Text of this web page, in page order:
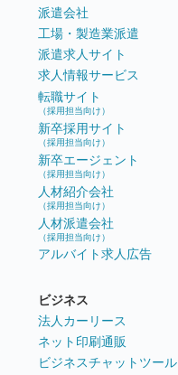
派遣会社
工場・製造業派遣
派遣求人サイト
求人情報サービス
転職サイト
（採用担当向け）
新卒採用サイト
（採用担当向け）
新卒エージェント
（採用担当向け）
人材紹介会社
（採用担当向け）
人材派遣会社
（採用担当向け）
アルバイト求人広告
ビジネス
法人カーリース
ネット印刷通販
ビジネスチャットツール